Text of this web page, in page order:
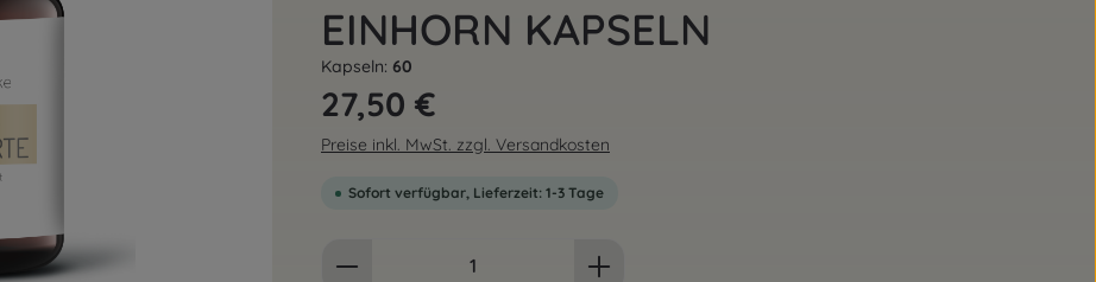
EINHORN KAPSELN
Kapseln: 60
Regulärer Preis:
27,50 €
Preise inkl. MwSt. zzgl. Versandkosten
Sofort verfügbar, Lieferzeit: 1-3 Tage
Produkt Anzahl: Gib den gewünschten Wert ein oder